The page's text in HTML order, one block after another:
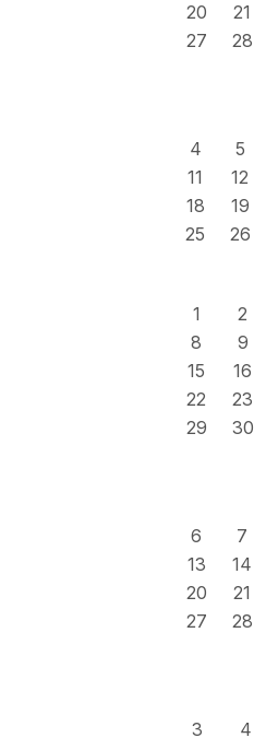
20
21
27
28
4
5
11
12
18
19
25
26
1
2
8
9
15
16
22
23
29
30
6
7
13
14
20
21
27
28
3
4